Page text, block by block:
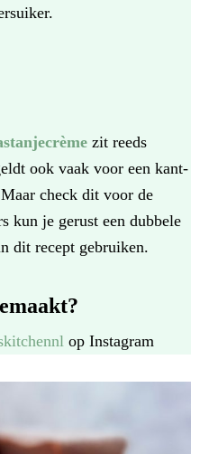
zit reeds
ook vaak voor een kant-
check dit voor de
kun je gerust een dubbele
dit recept gebruiken.
op Instagram